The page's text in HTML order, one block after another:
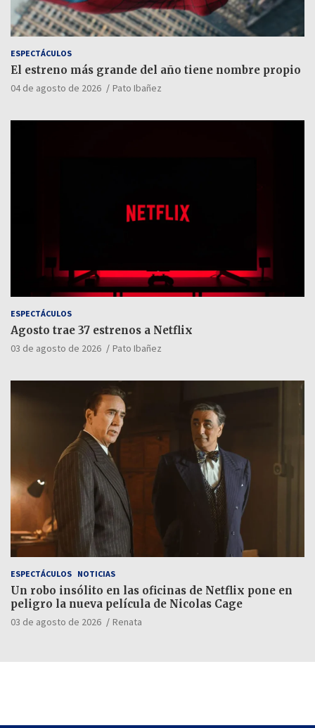
ESPECTÁCULOS
El estreno más grande del año tiene nombre propio
04 de agosto de 2026 Pato Ibañez
ESPECTÁCULOS
Agosto trae 37 estrenos a Netflix
03 de agosto de 2026 Pato Ibañez
ESPECTÁCULOS NOTICIAS
Un robo insólito en las oficinas de Netflix pone en
peligro la nueva película de Nicolas Cage
03 de agosto de 2026 Renata